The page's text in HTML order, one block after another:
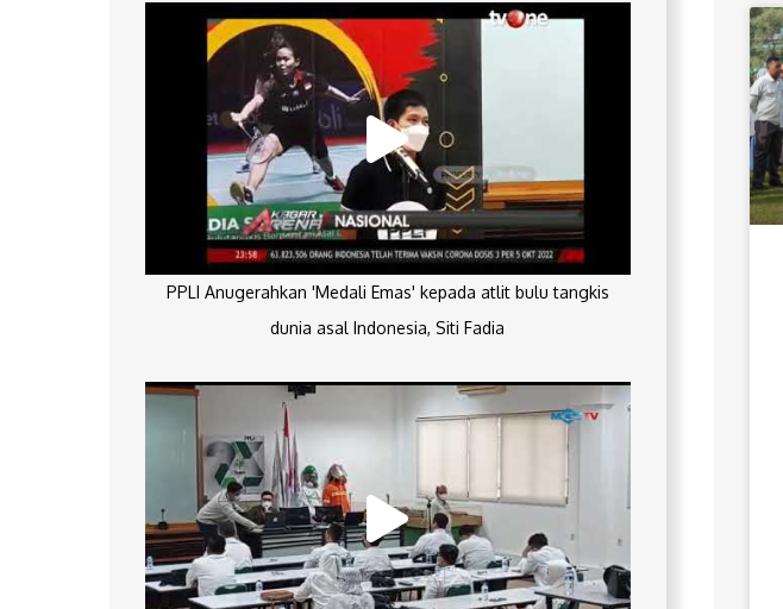
PPLI Anugerahkan 'Medali Emas' kepada atlit bulu tangkis
dunia asal Indonesia, Siti Fadia